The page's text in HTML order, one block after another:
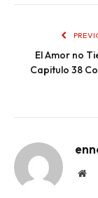
El Amor no
Capitulo 38